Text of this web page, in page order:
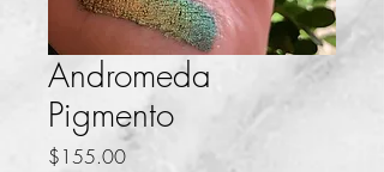
Andromeda
Pigmento
$155.00Precio